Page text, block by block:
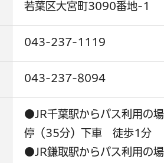
若葉区大宮町3090番地-1
043-237-1119
043-237-8094
●JR千葉駅からバス利用の
停（35分）下車 徒歩1分
●JR鎌取駅からバス利用の